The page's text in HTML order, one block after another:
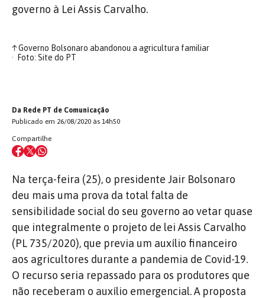
governo à Lei Assis Carvalho.
↑Governo Bolsonaro abandonou a agricultura familiar
Foto: Site do PT
Da Rede PT de Comunicação
Publicado em 26/08/2020 às 14h50
Compartilhe
Na terça-feira (25), o presidente Jair Bolsonaro
deu mais uma prova da total falta de
sensibilidade social do seu governo ao vetar quase
que integralmente o projeto de lei Assis Carvalho
(PL 735/2020), que previa um auxílio financeiro
aos agricultores durante a pandemia de Covid-19.
O recurso seria repassado para os produtores que
não receberam o auxílio emergencial. A proposta